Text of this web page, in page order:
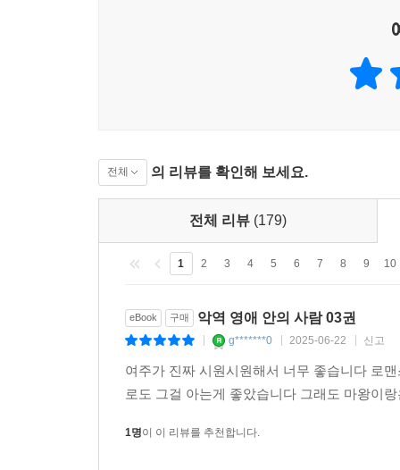
전체 의 리뷰를 확인해 보세요.
전체 리뷰 (179)
1 2 3 4 5 6 7 8 9 10
eBook 구매 악역 영애 안의 사람 03권
g*******0 2025-06-22 신고
여주가 진짜 시원시원해서 너무 좋습니다 로
로도 그걸 아는게 좋았습니다 그래도 마왕이
1명이 이 리뷰를 추천합니다.